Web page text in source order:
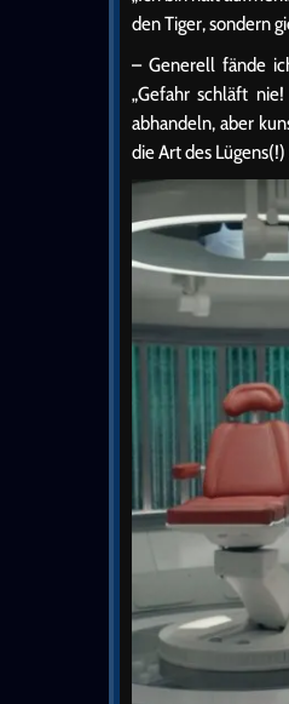
den Tiger, sondern
– Generell fände
„Gefahr schläft
abhandeln, aber
die Art des